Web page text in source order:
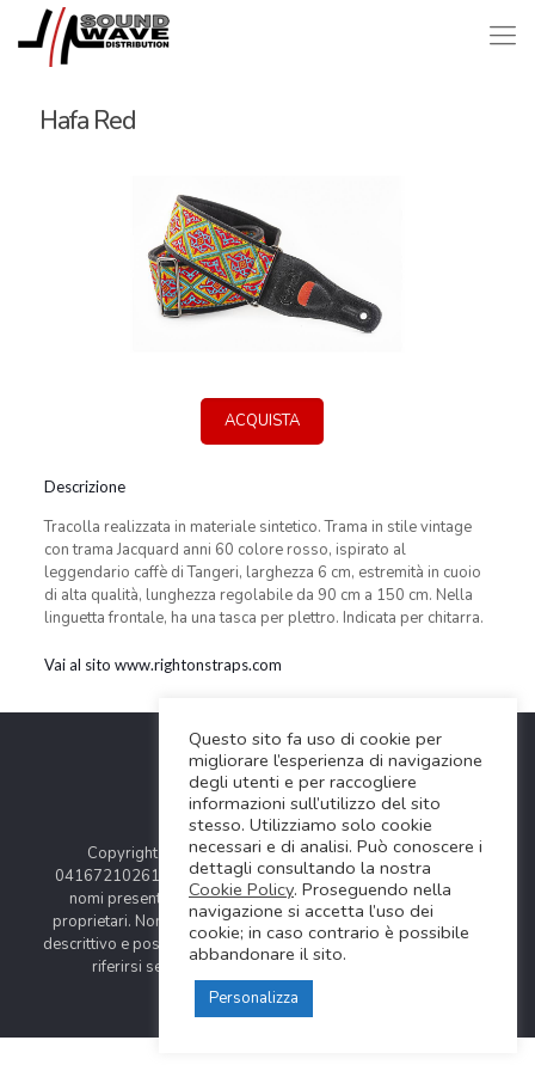
Hafa Red
ACQUISTA
Descrizione
Tracolla realizzata in materiale sintetico. Trama in stile vintage
con trama Jacquard anni 60 colore rosso, ispirato al
leggendario caffè di Tangeri, larghezza 6 cm, estremità in cuoio
di alta qualità, lunghezza regolabile da 90 cm a 150 cm. Nella
linguetta frontale, ha una tasca per plettro. Indicata per chitarra.
Vai al sito www.rightonstraps.com
Copyright © 2024 Soundwave Distribution Srl - P.I.
04167210261 |
COOKIES POLICY| Tutti i marchi, i prodotti e i
nomi presentati in questo sito sono registrati dai legittimi
proprietari. Nomi e caratteristiche sono citati solamente al fine
descrittivo e possono variare senza obbligo di preavviso, quindi
riferirsi sempre ai siti web dei rispettivi costruttori.
Questo sito fa uso di cookie per
migliorare l’esperienza di navigazione
degli utenti e per raccogliere
informazioni sull’utilizzo del sito
stesso. Utilizziamo solo cookie
necessari e di analisi. Può conoscere i
dettagli consultando la nostra
Cookie Policy. Proseguendo nella
navigazione si accetta l’uso dei
cookie; in caso contrario è possibile
abbandonare il sito.
Personalizza